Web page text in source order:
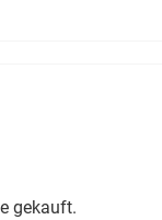
gekauft.